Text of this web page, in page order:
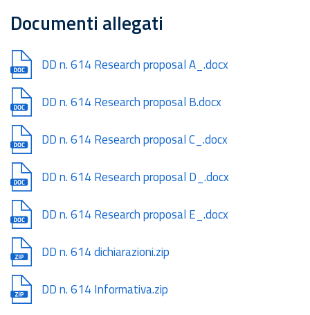
Documenti allegati
Document
DD n. 614 Research proposal A_.docx
Document
DD n. 614 Research proposal B.docx
Document
DD n. 614 Research proposal C_.docx
Document
DD n. 614 Research proposal D_.docx
Document
DD n. 614 Research proposal E_.docx
Document
DD n. 614 dichiarazioni.zip
Document
DD n. 614 Informativa.zip